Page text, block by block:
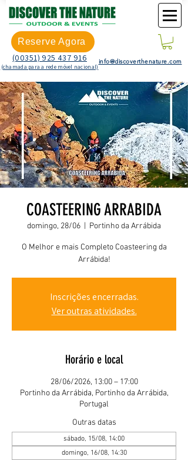
Reserve Agora
(00351) 925 437 916
(chamada para a rede móvel nacional)
info@discoverthenature.com
COASTEERING ARRABIDA
domingo, 28/06 Portinho da Arrábida
O Melhor e mais Completo Coasteering da
Arrábida!
Inscrições encerradas.
Ver outras atividades.
Horário e local
28/06/2026, 13:00 – 17:00
Portinho da Arrábida, Portinho da Arrábida,
Portugal
Outras datas
sábado, 15/08, 14:00
domingo, 16/08, 14:30